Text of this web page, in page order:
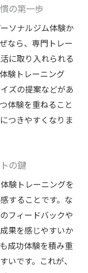
始め方
底解説
化をサポート
を身につける方
取り入れるポイ
ム選びにあり
レーニング
併用術を紹介
トを始めるコツ
設の特徴比較
のお得な利用法
ポートを活用
の第一歩
ソナルジム体験か
なら、専門トレー
に取り入れられる
験トレーニング
ズの提案などがあ
体験を重ねること
つきやすくなりま
の鍵
験トレーニングを
することです。な
フィードバックや
果を感じやすいか
成功体験を積み重
いです。これが、